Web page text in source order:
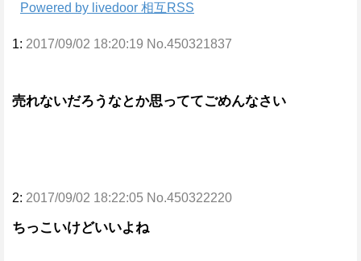
Powered by livedoor 相互RSS
1: 2017/09/02 18:20:19 No.450321837
売れないだろうなとか思っててごめんなさい
2: 2017/09/02 18:22:05 No.450322220
ちっこいけどいいよね